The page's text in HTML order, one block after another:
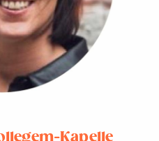
Kapelle